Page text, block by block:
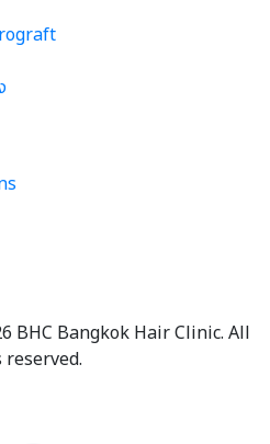
BHC Bangkok Hair Clinic. All